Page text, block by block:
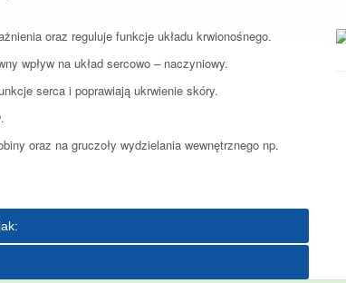
oraz reguluje funkcje układu krwionośnego.
wpływ na układ sercowo – naczyniowy.
serca i poprawiają ukrwienie skóry.
oraz na gruczoły wydzielania wewnętrznego np.